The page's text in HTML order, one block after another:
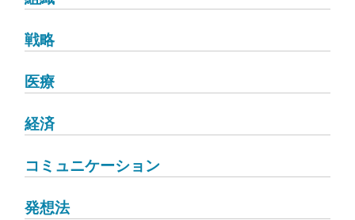
戦略
医療
経済
コミュニケーション
発想法